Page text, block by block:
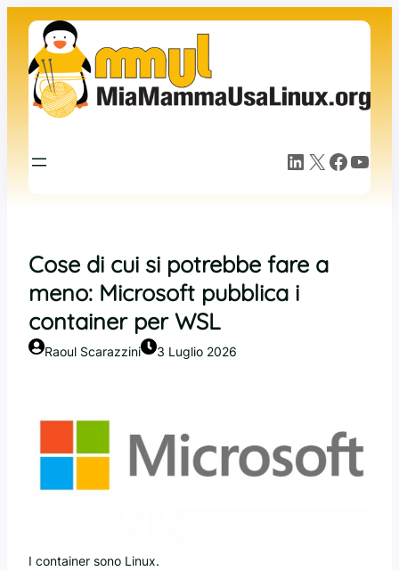
contenuto
LinkedIn X Facebook YouTube
Cose di cui si potrebbe fare a
meno: Microsoft pubblica i
container per WSL
Raoul Scarazzini 3 Luglio 2026
I container sono Linux.